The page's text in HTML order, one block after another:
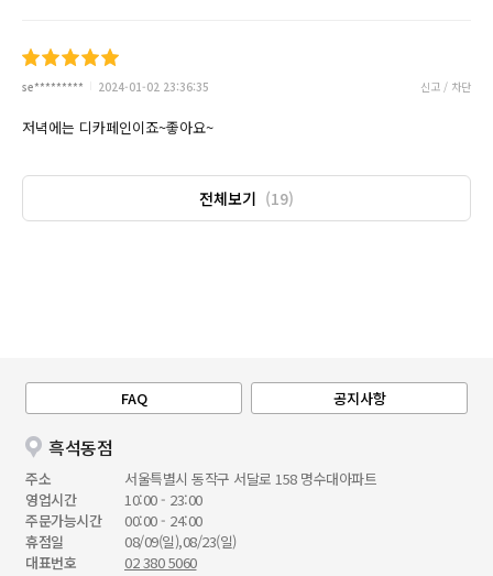
se********* 2024-01-02 23:36:35 신고 / 차단
저녁에는 디카페인이죠~좋아요~
전체보기 (19)
FAQ 공지사항
흑석동점
주소
서울특별시 동작구 서달로 158 명수대아파트
영업시간
10:00 - 23:00
주문가능시간
00:00 - 24:00
휴점일
08/09(일),08/23(일)
대표번호
02 380 5060